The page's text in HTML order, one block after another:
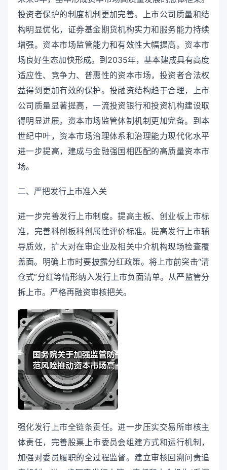
投资者保护的制度机制更加完善。上市公司质量和结
构明显优化，证券基金期货机构实力和服务能力持续
增强。资本市场监管能力和有效性大幅提高。资本市
场良好生态加快形成。到2035年，基本建成具有高度
适应性、竞争力、普惠性的资本市场，投资者合法权
益得到更加有效的保护。投融资结构趋于合理，上市
公司质量显著提高，一流投资银行和投资机构建设取
得明显进展。资本市场监管体制机制更加完备。到本
世纪中叶，资本市场治理体系和治理能力现代化水平
进一步提高，建成与金融强国相匹配的高质量资本市
场。
二、严把发行上市准入关
进一步完善发行上市制度。提高主板、创业板上市标
准，完善科创板科创属性评价标准。提高发行上市辅
导质效，扩大对在审企业及相关中介机构现场检查覆
盖面。明确上市时要披露分红政策。将上市前突击“清
仓式”分红等情形纳入发行上市负面清单。从严监管分
拆上市。严格再融资审核把关。
强化发行上市全链条责任。进一步压实交易所审核主
体责任，完善股票上市委员会组建方式和运行机制，
加强对委员履职的全过程监督。建立审核回溯问责追